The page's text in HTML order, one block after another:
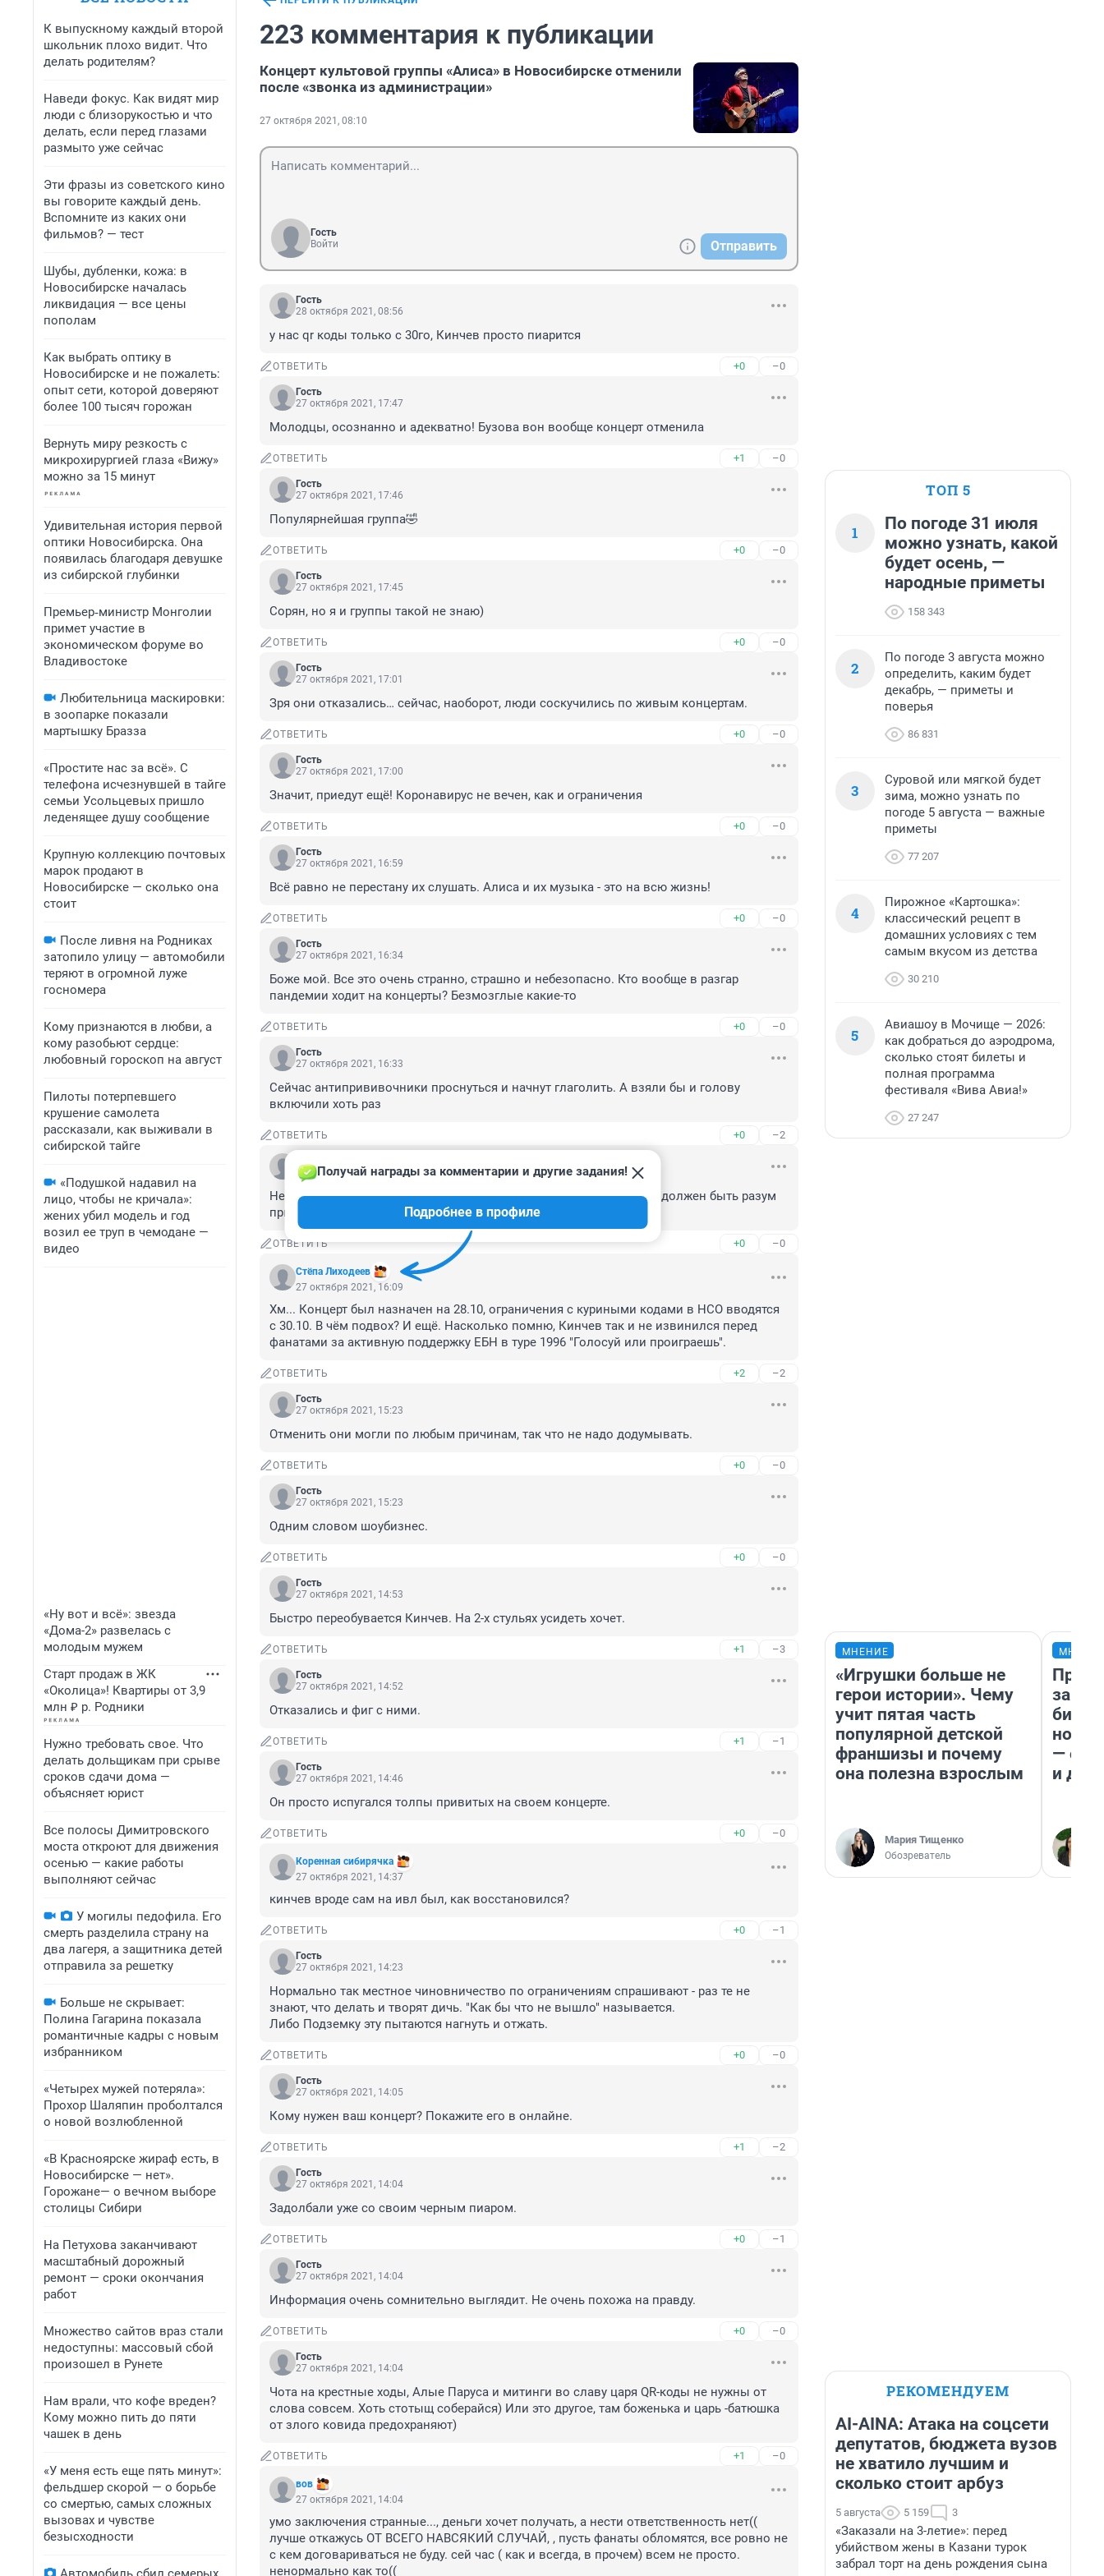
К выпускному каждый второй
школьник плохо видит. Что
делать родителям?
Наведи фокус. Как видят мир
люди с близорукостью и что
делать, если перед глазами
размыто уже сейчас
Эти фразы из советского кино
вы говорите каждый день.
Вспомните из каких они
фильмов? — тест
Шубы, дубленки, кожа: в
Новосибирске началась
ликвидация — все цены
пополам
Как выбрать оптику в
Новосибирске и не пожалеть:
опыт сети, которой доверяют
более 100 тысяч горожан
Вернуть миру резкость с
микрохирургией глаза «Вижу»
можно за 15 минут
Удивительная история первой
оптики Новосибирска. Она
появилась благодаря девушке
из сибирской глубинки
Премьер‑министр Монголии
примет участие в
экономическом форуме во
Владивостоке
Любительница маскировки:
в зоопарке показали
мартышку Бразза
«Простите нас за всё». С
телефона исчезнувшей в тайге
семьи Усольцевых пришло
леденящее душу сообщение
Крупную коллекцию почтовых
марок продают в
Новосибирске — сколько она
стоит
После ливня на Родниках
затопило улицу — автомобили
теряют в огромной луже
госномера
Кому признаются в любви, а
кому разобьют сердце:
любовный гороскоп на август
Пилоты потерпевшего
крушение самолета
рассказали, как выживали в
сибирской тайге
«Подушкой надавил на
лицо, чтобы не кричала»:
жених убил модель и год
возил ее труп в чемодане —
видео
«Ну вот и всё»: звезда
«Дома-2» развелась с
молодым мужем
Старт продаж в ЖК
«Околица»! Квартиры от 3,9
млн ₽ р. Родники
Нужно требовать свое. Что
делать дольщикам при срыве
сроков сдачи дома —
объясняет юрист
Все полосы Димитровского
моста откроют для движения
осенью — какие работы
выполняют сейчас
У могилы педофила. Его
смерть разделила страну на
два лагеря, а защитника детей
отправила за решетку
Больше не скрывает:
Полина Гагарина показала
романтичные кадры с новым
избранником
«Четырех мужей потеряла»:
Прохор Шаляпин проболтался
о новой возлюбленной
«В Красноярске жираф есть, в
Новосибирске — нет».
Горожане— о вечном выборе
столицы Сибири
На Петухова заканчивают
масштабный дорожный
ремонт — сроки окончания
работ
Множество сайтов враз стали
недоступны: массовый сбой
произошел в Рунете
Нам врали, что кофе вреден?
Кому можно пить до пяти
чашек в день
«У меня есть еще пять минут»:
фельдшер скорой — о борьбе
со смертью, самых сложных
вызовах и чувстве
безысходности
223 комментария к публикации
Концерт культовой группы «Алиса» в Новосибирске отменили
после «звонка из администрации»
27 октября 2021, 08:10
Гость
Войти
Отправить
Гость
28 октября 2021, 08:56
у нас qr коды только с 30го, Кинчев просто пиарится
ОТВЕТИТЬ +0 –0
Гость
27 октября 2021, 17:47
Молодцы, осознанно и адекватно! Бузова вон вообще концерт отменила
ОТВЕТИТЬ +1 –0
Гость
27 октября 2021, 17:46
Популярнейшая группа🤣
ОТВЕТИТЬ +0 –0
Гость
27 октября 2021, 17:45
Сорян, но я и группы такой не знаю)
ОТВЕТИТЬ +0 –0
Гость
27 октября 2021, 17:01
Зря они отказались… сейчас, наоборот, люди соскучились по живым концертам.
ОТВЕТИТЬ +0 –0
Гость
27 октября 2021, 17:00
Значит, приедут ещё! Коронавирус не вечен, как и ограничения
ОТВЕТИТЬ +0 –0
Гость
27 октября 2021, 16:59
Всё равно не перестану их слушать. Алиса и их музыка - это на всю жизнь!
ОТВЕТИТЬ +0 –0
Гость
27 октября 2021, 16:34
Боже мой. Все это очень странно, страшно и небезопасно. Кто вообще в разгар
пандемии ходит на концерты? Безмозглые какие-то
ОТВЕТИТЬ +0 –0
Гость
27 октября 2021, 16:33
Сейчас антипрививочники проснуться и начнут глаголить. А взяли бы и голову
включили хоть раз
ОТВЕТИТЬ +0 –2
27 октября 2021, 16:16
Независимо от того, когда вступают в силу ограничения, у людей должен быть разум
при себе!
ОТВЕТИТЬ +0 –0
Стёпа Лиходеев
Получай награды за комментарии и другие задания!
Подробнее в профиле
27 октября 2021, 16:09
Хм... Концерт был назначен на 28.10, ограничения с куриными кодами в НСО вводятся
с 30.10. В чём подвох? И ещё. Насколько помню, Кинчев так и не извинился перед
фанатами за активную поддержку ЕБН в туре 1996 "Голосуй или проиграешь".
ОТВЕТИТЬ +2 –2
Гость
27 октября 2021, 15:23
Отменить они могли по любым причинам, так что не надо додумывать.
ОТВЕТИТЬ +0 –0
Гость
27 октября 2021, 15:23
Одним словом шоубизнес.
ОТВЕТИТЬ +0 –0
Гость
27 октября 2021, 14:53
Быстро переобувается Кинчев. На 2-х стульях усидеть хочет.
ОТВЕТИТЬ +1 –3
Гость
27 октября 2021, 14:52
Отказались и фиг с ними.
ОТВЕТИТЬ +1 –1
Гость
27 октября 2021, 14:46
Он просто испугался толпы привитых на своем концерте.
ОТВЕТИТЬ +0 –0
Коренная сибирячка
27 октября 2021, 14:37
кинчев вроде сам на ивл был, как восстановился?
ОТВЕТИТЬ +0 –1
Гость
27 октября 2021, 14:23
Нормально так местное чиновничество по ограничениям спрашивают - раз те не
знают, что делать и творят дичь. "Как бы что не вышло" называется.
Либо Подземку эту пытаются нагнуть и отжать.
ОТВЕТИТЬ +0 –0
Гость
27 октября 2021, 14:05
Кому нужен ваш концерт? Покажите его в онлайне.
ОТВЕТИТЬ +1 –2
Гость
27 октября 2021, 14:04
Задолбали уже со своим черным пиаром.
ОТВЕТИТЬ +0 –1
Гость
27 октября 2021, 14:04
Информация очень сомнительно выглядит. Не очень похожа на правду.
ОТВЕТИТЬ +0 –0
Гость
27 октября 2021, 14:04
Чота на крестные ходы, Алые Паруса и митинги во славу царя QR-коды не нужны от
слова совсем. Хоть стотыщ соберайся) Или это другое, там боженька и царь -батюшка
от злого ковида предохраняют)
ОТВЕТИТЬ +1 –0
вов
27 октября 2021, 14:04
умо заключения странные..., деньги хочет получать, а нести ответственность нет((
лучше откажусь ОТ ВСЕГО НАВСЯКИЙ СЛУЧАЙ, , пусть фанаты обломятся, все ровно не
с кем договариваться не буду. сей час ( как и всегда, в прочем) всем не просто.
ненормально как то((
ТОП 5
1
По погоде 31 июля
можно узнать, какой
будет осень, —
народные приметы
158 343
2
По погоде 3 августа можно
определить, каким будет
декабрь, — приметы и
поверья
86 831
3
Суровой или мягкой будет
зима, можно узнать по
погоде 5 августа — важные
приметы
77 207
4
Пирожное «Картошка»:
классический рецепт в
домашних условиях с тем
самым вкусом из детства
30 210
5
Авиашоу в Мочище — 2026:
как добраться до аэродрома,
сколько стоят билеты и
полная программа
фестиваля «Вива Авиа!»
27 247
МНЕНИЕ
«Игрушки больше не
герои истории». Чему
учит пятая часть
популярной детской
франшизы и почему
она полезна взрослым
Мария Тищенко
Обозреватель
— он
и
РЕКОМЕНДУЕМ
AI-AINA: Атака на соцсети
депутатов, бюджета вузов
не хватило лучшим и
сколько стоит арбуз
5 августа 5 159 3
«Заказали на 3-летие»: перед
убийством жены в Казани турок
забрал торт на день рождения сына